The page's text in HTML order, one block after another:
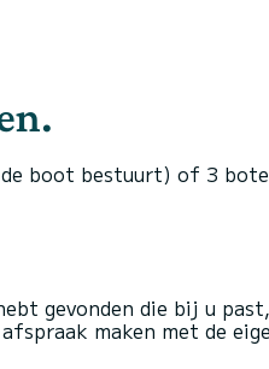
boot bestuurt) of 3
gevonden die bij u
maken met de